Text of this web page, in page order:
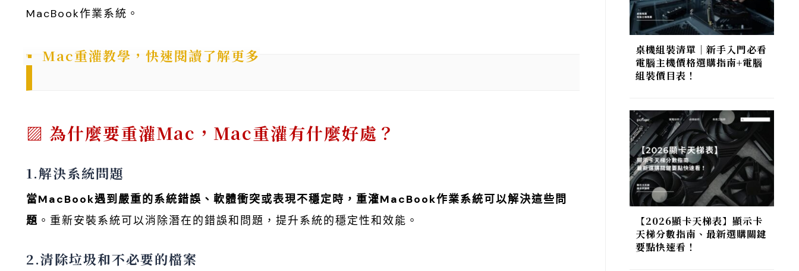
MacBook作業系統。
Mac重灌教學，快速閱讀了解更多
為什麼要重灌Mac，Mac重灌有什麼好處？
1.解決系統問題
當MacBook遇到嚴重的系統錯誤、軟體衝突或表現不穩定時，重灌MacBook作業系統可以解決這些問
題 。重新安裝系統可以消除潛在的錯誤和問題，提升系統的穩定性和效能。
2.清除垃圾和不必要的檔案
桌機組裝清單｜新手入門必看
電腦主機價格選購指南+電腦
組裝價目表！
【2026顯卡天梯表】顯示卡
天梯分數指南、最新選購關鍵
要點快速看！